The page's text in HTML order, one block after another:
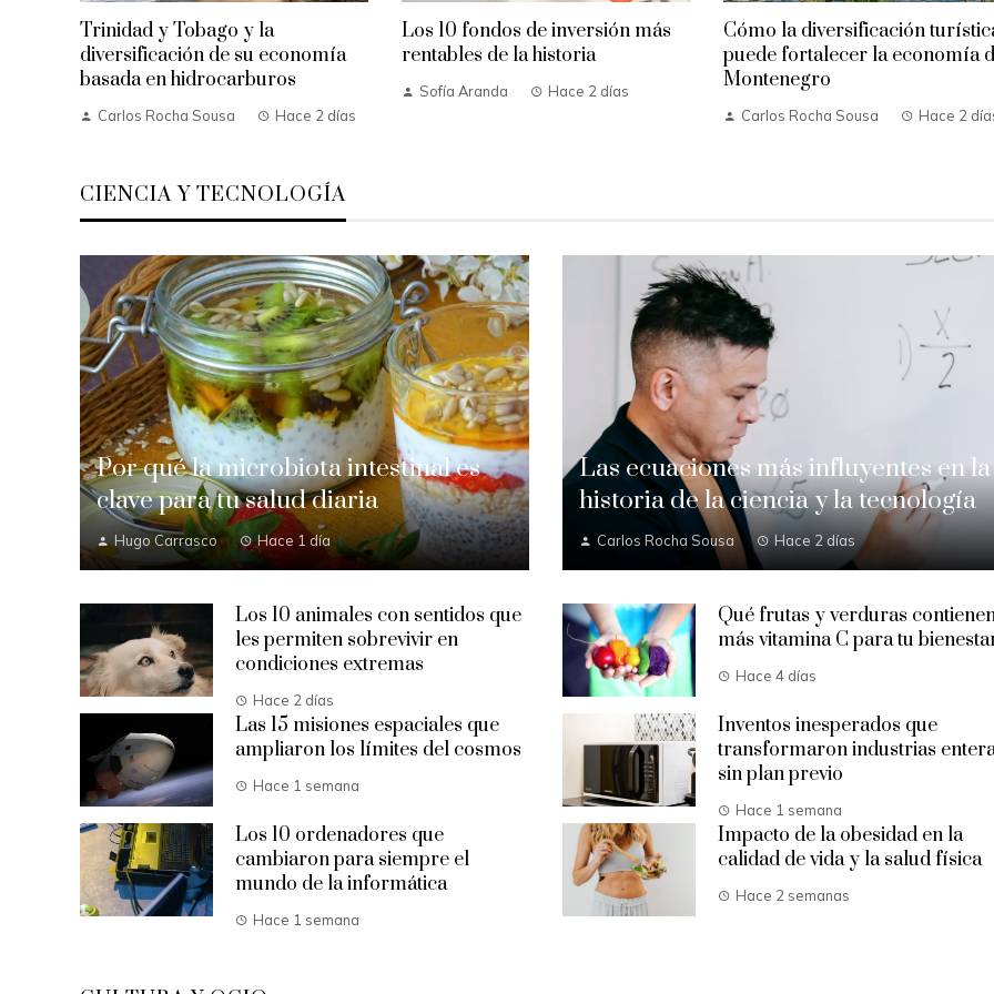
Trinidad y Tobago y la
diversificación de su economía
basada en hidrocarburos
Carlos Rocha Sousa Hace 2 días
Los 10 fondos de inversión más
rentables de la historia
Sofía Aranda Hace 2 días
Cómo la diversificación
puede fortalecer la economía
Montenegro
Carlos Rocha Sousa Hace 2
CIENCIA Y TECNOLOGÍA
Por qué la microbiota intestinal es
clave para tu salud diaria
Hugo Carrasco Hace 1 día
Las ecuaciones más influyentes en la
historia de la ciencia y la tecnología
Carlos Rocha Sousa Hace 2 días
Los 10 animales con sentidos que
les permiten sobrevivir en
condiciones extremas
Hace 2 días
Qué frutas y verduras
más vitamina C para tu
Hace 4 días
Las 15 misiones espaciales que
ampliaron los límites del cosmos
Hace 1 semana
Inventos inesperados que
transformaron industrias
sin plan previo
Hace 1 semana
Los 10 ordenadores que
cambiaron para siempre el
mundo de la informática
Hace 1 semana
Impacto de la obesidad en la
calidad de vida y la salud física
Hace 2 semanas